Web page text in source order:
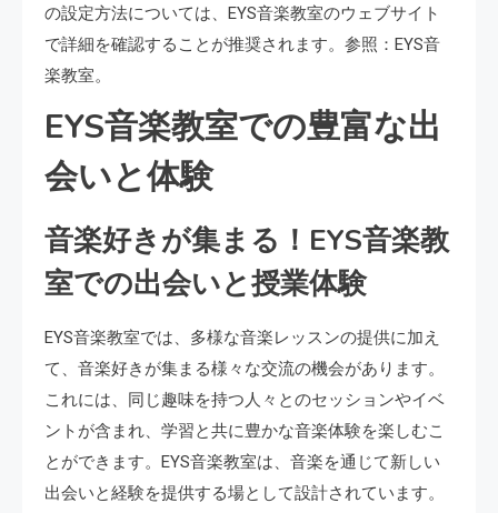
の設定方法については、EYS音楽教室のウェブサイト
で詳細を確認することが推奨されます。参照：EYS音
楽教室。
EYS音楽教室での豊富な出
会いと体験
音楽好きが集まる！EYS音楽教
室での出会いと授業体験
EYS音楽教室では、多様な音楽レッスンの提供に加え
て、音楽好きが集まる様々な交流の機会があります。
これには、同じ趣味を持つ人々とのセッションやイベ
ントが含まれ、学習と共に豊かな音楽体験を楽しむこ
とができます。EYS音楽教室は、音楽を通じて新しい
出会いと経験を提供する場として設計されています。